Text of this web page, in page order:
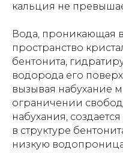
кальция не
Вода, проникающая
пространство
бентонита,
водорода его
вызывая набухание
ограничении
набухания,
в структуре
низкую